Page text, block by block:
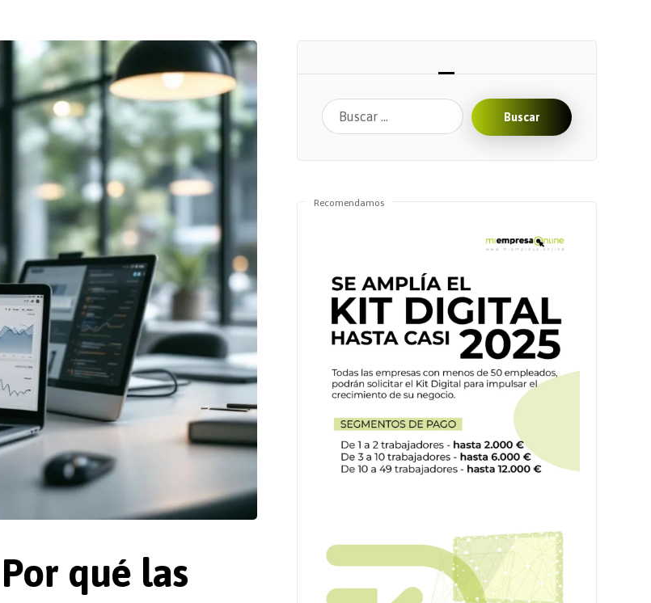
qué las
Buscar
Recomendamos